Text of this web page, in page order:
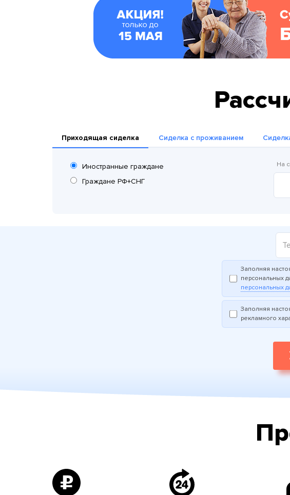
Приходящая сиделка Сиделка с проживанием
Иностранные граждане
Граждане РФ+СНГ
На
Заполняя
персональных
персональных
Заполняя
рекламного